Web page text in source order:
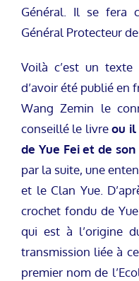
Général. Il se fera
Général Protecteur
Voilà c’est un
d’avoir été publié en
Wang Zemin le
conseillé le livreou il
de Yue Fei et de
par la suite, une
et le Clan Yue.
crochet fondu de
qui est à l’origine
transmission liée à
premier nom de